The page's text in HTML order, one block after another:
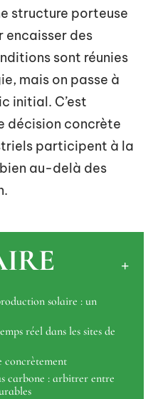
structure porteuse
encaisser des
sont réunies
mais on passe à
initial. C’est
décision concrète
participent à la
au-delà des
solaire : un
réel dans les sites de
concrètement
carbone : arbitrer entre